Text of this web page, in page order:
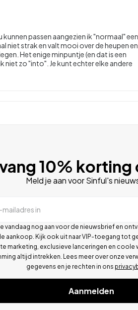
passen aangezien ik "normaal" een
niet strak en valt mooi over de heupen en
Het enige minpuntje (en dat is een
niet zo "into". Je kunt echter elke andere
10%
Meld je aan voor Sinful's
mailadres in
vandaag nog aan voor de nieuwsbrief en
aankoop. Kijk ook uit naar VIP-toegang tot
marketing, exclusieve lanceringen en coole
altijd intrekken. Lees meer over onze
gegevens en je rechten in ons
Aanmelden